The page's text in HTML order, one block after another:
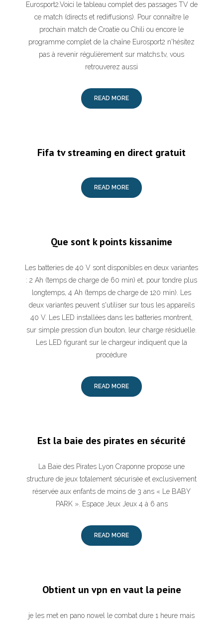
Eurosport2.Voici le tableau complet des passages TV de
ce match (directs et rediffusions). Pour connaître le
prochain match de Croatie ou Chili ou encore le
programme complet de la chaîne Eurosport2 n'hésitez
pas à revenir régulièrement sur matchs.tv, vous
retrouverez aussi
READ MORE
Fifa tv streaming en direct gratuit
READ MORE
Que sont k points kissanime
Les batteries de 40 V sont disponibles en deux variantes
: 2 Ah (temps de charge de 60 min) et, pour tondre plus
longtemps, 4 Ah (temps de charge de 120 min). Les
deux variantes peuvent s'utiliser sur tous les appareils
40 V. Les LED installées dans les batteries montrent,
sur simple pression d’un bouton, leur charge résiduelle.
Les LED figurant sur le chargeur indiquent que la
procédure
READ MORE
Est la baie des pirates en sécurité
La Baie des Pirates Lyon Craponne propose une
structure de jeux totalement sécurisée et exclusivement
réservée aux enfants de moins de 3 ans « Le BABY
PARK ». Espace Jeux Jeux 4 à 6 ans
READ MORE
Obtient un vpn en vaut la peine
je les met en pano nowel le combat dure 1 heure mais